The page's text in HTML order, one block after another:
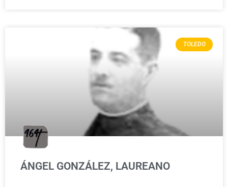
TOLEDO
ÁNGEL GONZÁLEZ, LAUREANO